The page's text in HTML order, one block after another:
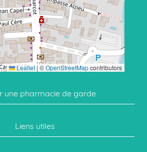
Leaflet |©OpenStreetMapcontributors
une pharmacie de garde
Liens utiles